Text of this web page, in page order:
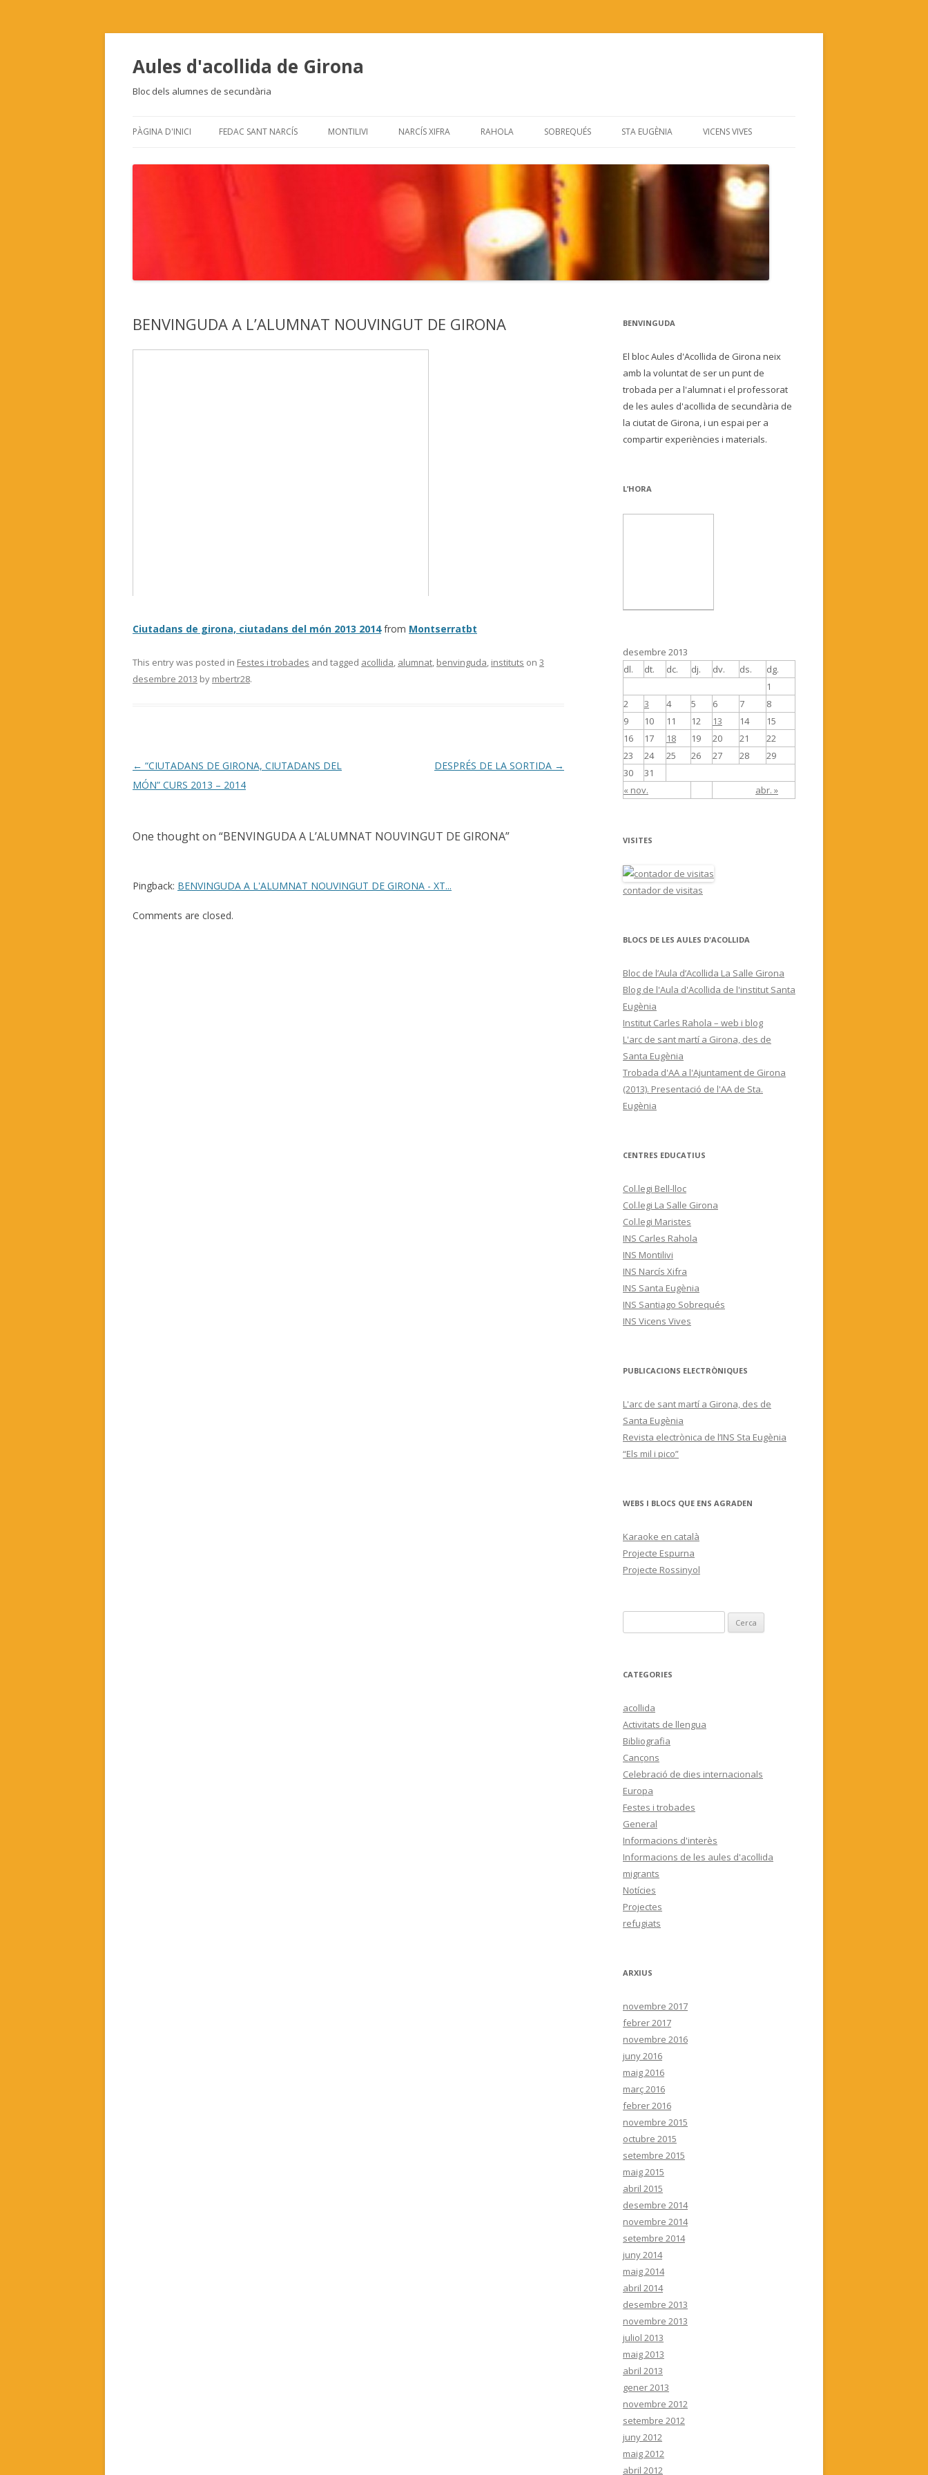
Aules d'acollida de Girona
Bloc dels alumnes de secundària
PÀGINA D'INICI FEDAC SANT NARCÍS MONTILIVI NARCÍS XIFRA RAHOLA SOBREQUÉS STA EUGÈNIA VICENS VIVES
BENVINGUDA A L’ALUMNAT NOUVINGUT DE GIRONA
Ciutadans de girona, ciutadans del món 2013 2014 from Montserratbt
This entry was posted in Festes i trobades and tagged acollida, alumnat, benvinguda, instituts on 3
desembre 2013 by mbertr28.
Post
navigation
← “CIUTADANS DE GIRONA, CIUTADANS DEL
MÓN” CURS 2013 – 2014
DESPRÉS DE LA SORTIDA →
One thought on “BENVINGUDA A L’ALUMNAT NOUVINGUT DE GIRONA”
Pingback: BENVINGUDA A L'ALUMNAT NOUVINGUT DE GIRONA - XT...
Comments are closed.
BENVINGUDA
El bloc Aules d'Acollida de Girona neix
amb la voluntat de ser un punt de
trobada per a l'alumnat i el professorat
de les aules d'acollida de secundària de
la ciutat de Girona, i un espai per a
compartir experiències i materials.
L’HORA
desembre 2013
dl.
dt. dc. dj. dv. ds. dg.
« nov. abr. »
1
2
3 4 5 6 7
8
9
10 11 12 13 14
15
16
17 18 19 20 21
22
23
24 25 26 27 28
29
30
31
VISITES
contador de visitas
BLOCS DE LES AULES D'ACOLLIDA
Bloc de l’Aula d’Acollida La Salle Girona
Blog de l'Aula d'Acollida de l'institut Santa
Eugènia
Institut Carles Rahola – web i blog
L'arc de sant martí a Girona, des de
Santa Eugènia
Trobada d'AA a l'Ajuntament de Girona
(2013). Presentació de l'AA de Sta.
Eugènia
CENTRES EDUCATIUS
Col.legi Bell-lloc
Col.legi La Salle Girona
Col.legi Maristes
INS Carles Rahola
INS Montilivi
INS Narcís Xifra
INS Santa Eugènia
INS Santiago Sobrequés
INS Vicens Vives
PUBLICACIONS ELECTRÒNIQUES
L'arc de sant martí a Girona, des de
Santa Eugènia
Revista electrònica de l’INS Sta Eugènia
“Els mil i pico”
WEBS I BLOCS QUE ENS AGRADEN
Karaoke en català
Projecte Espurna
Projecte Rossinyol
e
c
CATEGORIES
acollida
Activitats de llengua
Bibliografia
Cançons
Celebració de dies internacionals
Europa
Festes i trobades
General
Informacions d'interès
Informacions de les aules d'acollida
migrants
Notícies
Projectes
refugiats
ARXIUS
novembre 2017
febrer 2017
novembre 2016
juny 2016
maig 2016
març 2016
febrer 2016
novembre 2015
octubre 2015
setembre 2015
maig 2015
abril 2015
desembre 2014
novembre 2014
setembre 2014
juny 2014
maig 2014
abril 2014
desembre 2013
novembre 2013
juliol 2013
maig 2013
abril 2013
gener 2013
novembre 2012
setembre 2012
juny 2012
maig 2012
abril 2012